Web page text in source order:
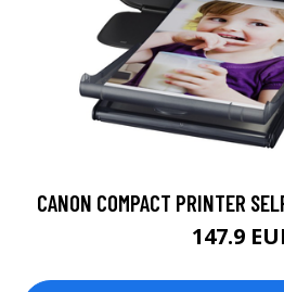
CANON COMPACT PRINTER
147.9